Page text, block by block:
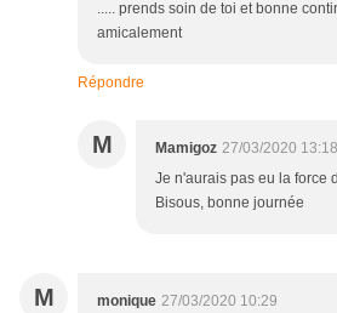
..... prends soin de toi et bonne
amicalement
Répondre
M Mamigoz 27/03/2020 13:18
Je n'aurais pas eu la force
Bisous, bonne journée
M monique 27/03/2020 10:29